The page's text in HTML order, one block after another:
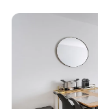
Estação de
Francisco Sá
propriedade. E...